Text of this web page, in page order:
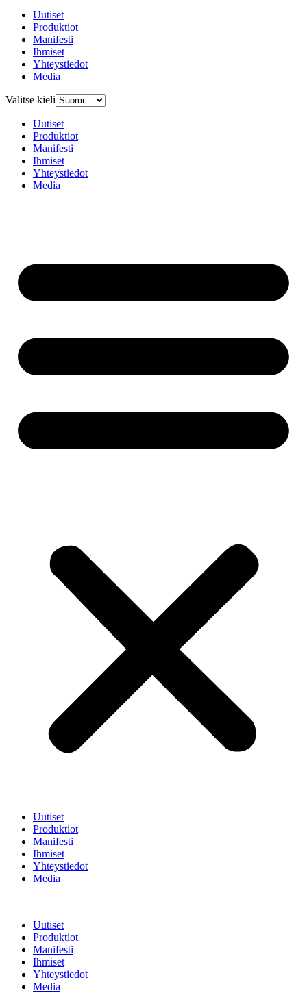
Uutiset
Produktiot
Manifesti
Ihmiset
Yhteystiedot
Media
Valitse kieli
Uutiset
Produktiot
Manifesti
Ihmiset
Yhteystiedot
Media
Uutiset
Produktiot
Manifesti
Ihmiset
Yhteystiedot
Media
Uutiset
Produktiot
Manifesti
Ihmiset
Yhteystiedot
Media